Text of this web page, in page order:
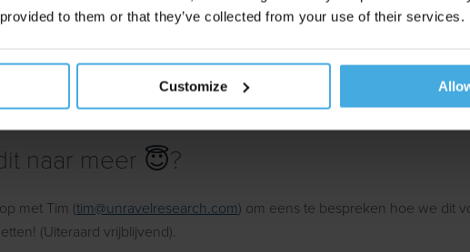
to them or that they’ve collected from your use of their services.
Customize
Nu Gratis In
beschikbaar, woensdag 2 september, 12:00 uur
naar meer 😇?
met Tim (tim@unravelresearch.com) om eens te bespreken hoe we dit
(Uiteraard vrijblijvend).